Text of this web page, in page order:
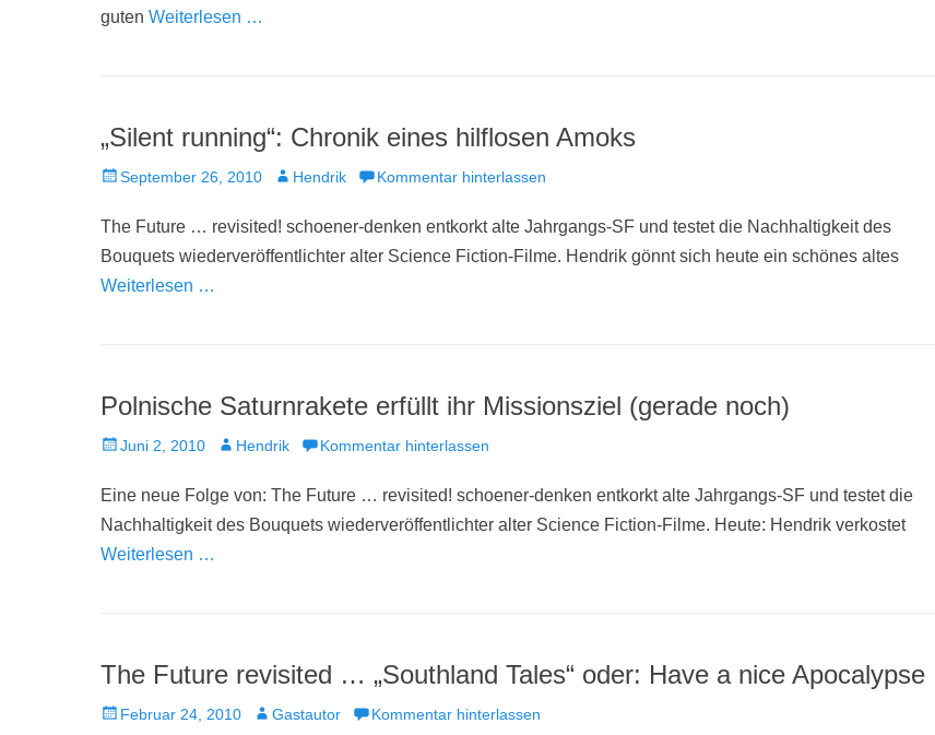
guten Weiterlesen …
„Silent running“: Chronik eines hilflosen Amoks
Veröffentlicht
September 26, 2010 AutorHendrik Kommentar hinterlassen
The Future … revisited! schoener-denken entkorkt alte Jahrgangs-SF und testet die Nachhaltigkeit des
Bouquets wiederveröffentlichter alter Science Fiction-Filme. Hendrik gönnt sich heute ein schönes altes
Weiterlesen …
Polnische Saturnrakete erfüllt ihr Missionsziel (gerade noch)
Veröffentlicht
Juni 2, 2010 AutorHendrik Kommentar hinterlassen
Eine neue Folge von: The Future … revisited! schoener-denken entkorkt alte Jahrgangs-SF und testet die
Nachhaltigkeit des Bouquets wiederveröffentlichter alter Science Fiction-Filme. Heute: Hendrik verkostet
Weiterlesen …
The Future revisited … „Southland Tales“ oder: Have a nice Apocalypse
Veröffentlicht
Februar 24, 2010 AutorGastautor Kommentar hinterlassen